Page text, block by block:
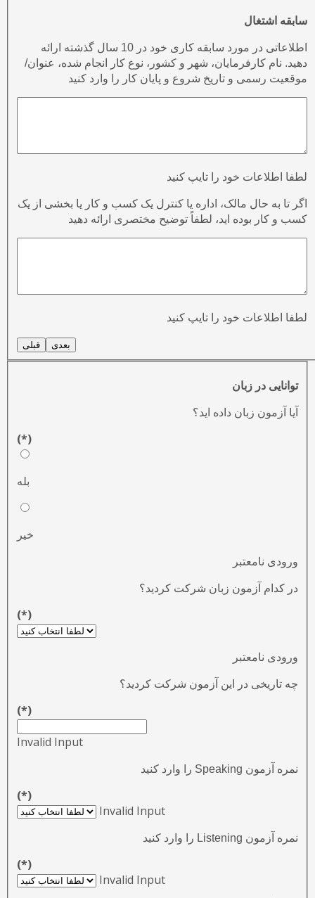
سابقه اشتغال
اطلاعاتی در مورد سابقه کاری خود در 10 سال گذشته ارائه
دهید. نام کارفرمایان، شهر و کشور، نوع کار انجام شده، عنوان/
موقعیت رسمی و تاریخ شروع و پایان کار را وارد کنید
لطفا اطلاعات خود را تایپ کنید
اگر تا به حال مالک، اداره یا کنترل یک کسب و کار یا بخشی از یک
کسب و کار بوده اید، لطفاً توضیح مختصری ارائه دهید
لطفا اطلاعات خود را تایپ کنید
قبلی بعدی
توانایی در زبان
آیا آزمون زبان داده اید؟
(*)
بله
خیر
ورودی نامعتبر
در کدام آزمون زبان شرکت کردید؟
(*)
ورودی نامعتبر
چه تاریخی در این آزمون شرکت کردید؟
(*)
Invalid Input
نمره آزمون Speaking را وارد کنید
(*)
Invalid Input
نمره آزمون Listening را وارد کنید
(*)
Invalid Input